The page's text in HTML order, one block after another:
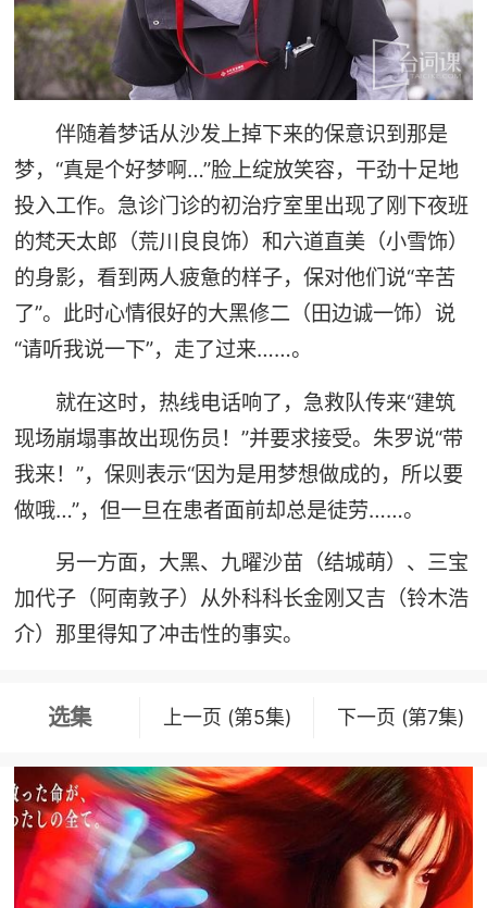
伴随着梦话从沙发上掉下来的保意识到那是
梦，“真是个好梦啊…”脸上绽放笑容，干劲十足地
投入工作。急诊门诊的初治疗室里出现了刚下夜班
的梵天太郎（荒川良良饰）和六道直美（小雪饰）
的身影，看到两人疲惫的样子，保对他们说“辛苦
了”。此时心情很好的大黑修二（田边诚一饰）说
“请听我说一下”，走了过来……。
就在这时，热线电话响了，急救队传来“建筑
现场崩塌事故出现伤员！”并要求接受。朱罗说“带
我来！”，保则表示“因为是用梦想做成的，所以要
做哦…”，但一旦在患者面前却总是徒劳……。
另一方面，大黑、九曜沙苗（结城萌）、三宝
加代子（阿南敦子）从外科科长金刚又吉（铃木浩
介）那里得知了冲击性的事实。
选集 上一页 (第5集) 下一页 (第7集)